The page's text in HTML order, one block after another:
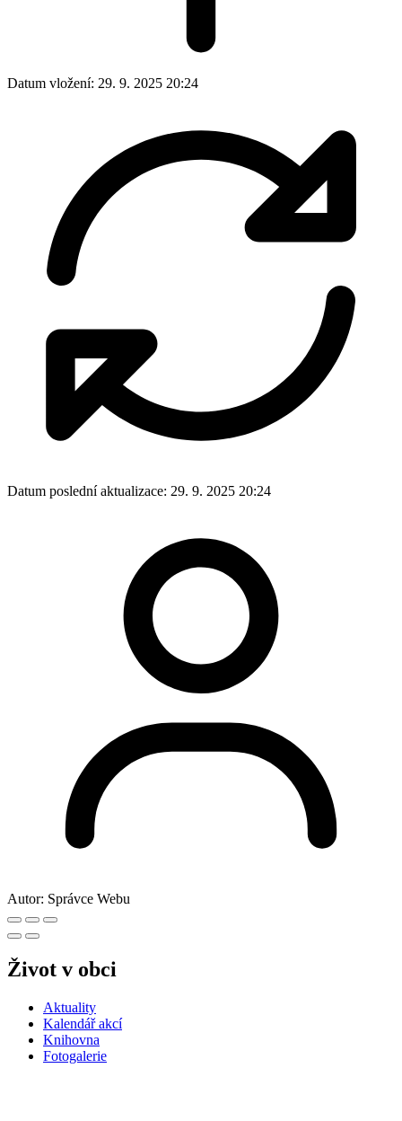
Datum vložení: 29. 9. 2025 20:24
Datum poslední aktualizace: 29. 9. 2025 20:24
Autor: Správce Webu
Život v obci
Aktuality
Kalendář akcí
Knihovna
Fotogalerie